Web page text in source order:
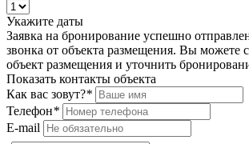
Укажите даты
Заявка на бронирование успешно
звонка от объекта размещения. Вы можете
объект размещения и уточнить
Показать контакты объекта
Как вас зовут?*
Телефон*
E-mail